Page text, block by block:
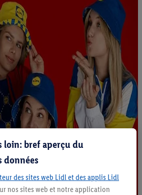
loin: bref aperçu du
données
des sites web Lidl et des applis Lidl
nos sites web et notre application